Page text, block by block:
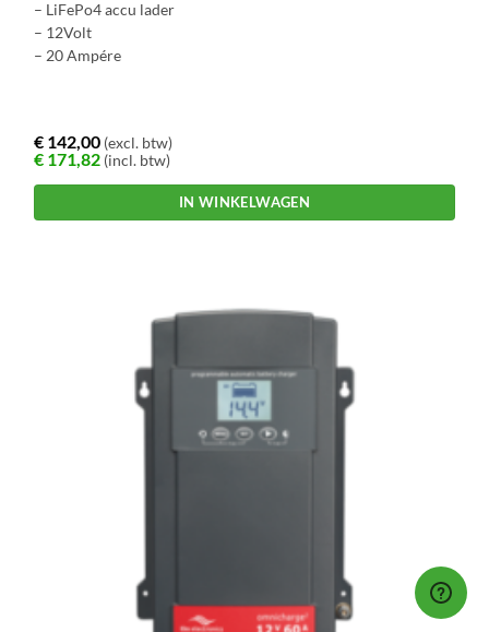
– LiFePo4 accu lader
– 12Volt
– 20 Ampére
€ 142,00 (excl. btw)
€ 171,82 (incl. btw)
IN WINKELWAGEN